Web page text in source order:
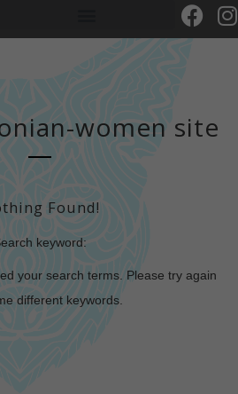
women site
Found!
keyword:
your search terms. Please try again
different keywords.